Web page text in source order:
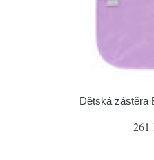
Dětská zástěra
261